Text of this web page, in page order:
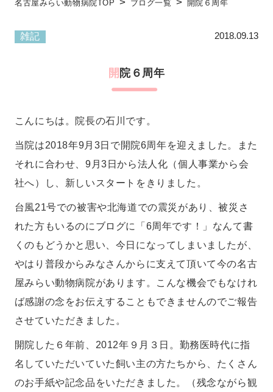
名古屋みらい動物病院TOP ブログ一覧 開院６周年
雑記 2018.09.13
開院６周年
こんにちは。院長の石川です。
当院は2018年9月3日で開院6周年を迎えました。また
それに合わせ、9月3日から法人化（個人事業から会
社へ）し、新しいスタートをきりました。
台風21号での被害や北海道での震災があり、被災さ
れた方もいるのにブログに「6周年です！」なんて書
くのもどうかと思い、今日になってしまいましたが、
やはり普段からみなさんからに支えて頂いて今の名古
屋みらい動物病院があります。こんな機会でもなけれ
ば感謝の念をお伝えすることもできませんのでご報告
させていただきました。
開院した６年前、2012年９月３日。勤務医時代に指
名していただいていた飼い主の方たちから、たくさん
のお手紙や記念品をいただきました。（残念ながら観